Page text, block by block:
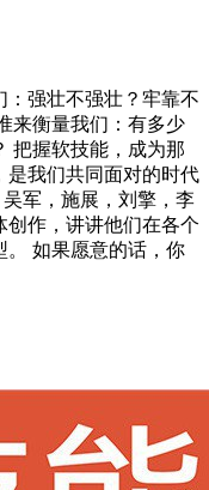
强壮不强壮？牢靠不
来衡量我们：有多少
把握软技能，成为那
是我们共同面对的时代
军，施展，刘擎，李
作，讲讲他们在各个
。 如果愿意的话，你